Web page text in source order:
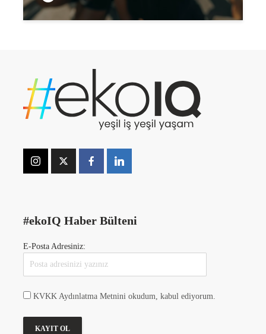
#ekoIQ Haber Bülteni
E-Posta Adresiniz:
KVKK Aydınlatma Metnini okudum, kabul ediyorum.